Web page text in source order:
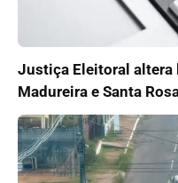
Justiça Eleitoral altera
Madureira e Santa